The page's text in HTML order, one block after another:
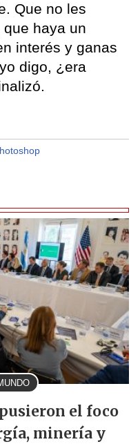
Que no les
haya un
interés y ganas
digo, ¿era
pusieron el foco
minería y